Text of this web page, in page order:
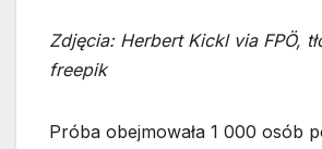
Zdjęcia: Herbert Kickl via FPÖ,
freepik
Próba obejmowała 1 000 osób